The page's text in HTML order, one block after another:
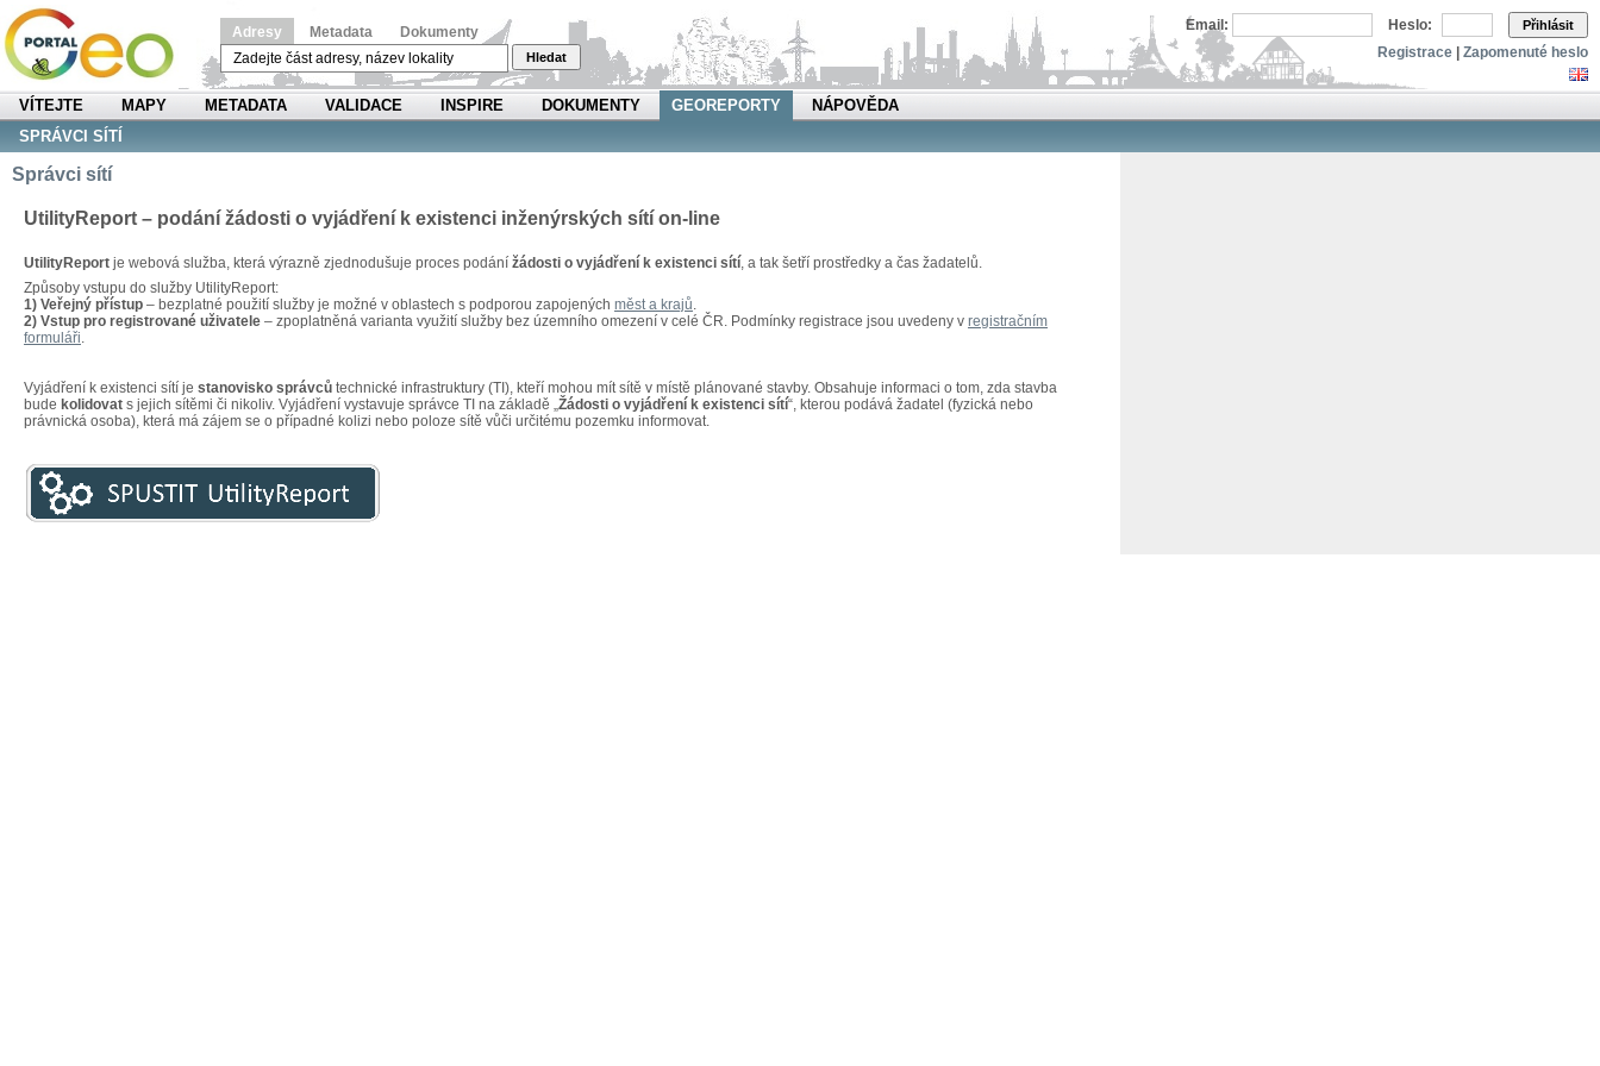
Adresy Metadata Dokumenty
Hledat
Email: Heslo: Přihlásit
Registrace Zapomenuté heslo
VÍTEJTE MAPY METADATA VALIDACE INSPIRE DOKUMENTY GEOREPORTY
NÁPOVĚDA
SPRÁVCI SÍTÍ
Správci sítí
UtilityReport – podání žádosti o vyjádření k existenci inženýrských sítí on-line
UtilityReport je webová služba, která výrazně zjednodušuje proces podání žádosti o vyjádření k existenci sítí, a tak šetří prostředky a čas žadatelů.
Způsoby vstupu do služby UtilityReport:
1) Veřejný přístup – bezplatné použití služby je možné v oblastech s podporou zapojených měst a krajů.
2) Vstup pro registrované uživatele – zpoplatněná varianta využití služby bez územního omezení v celé ČR. Podmínky registrace jsou uvedeny v registračním
formuláři.
Vyjádření k existenci sítí je stanovisko správců technické infrastruktury (TI), kteří mohou mít sítě v místě plánované stavby. Obsahuje informaci o tom, zda stavba
bude kolidovat s jejich sítěmi či nikoliv. Vyjádření vystavuje správce TI na základě „Žádosti o vyjádření k existenci sítí“, kterou podává žadatel (fyzická nebo
právnická osoba), která má zájem se o případné kolizi nebo poloze sítě vůči určitému pozemku informovat.